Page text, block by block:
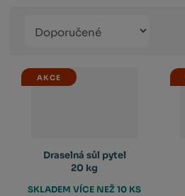
produktů
AKCE
Draselná sůl pytel
20 kg
SKLADEM VÍCE NEŽ 10 KS